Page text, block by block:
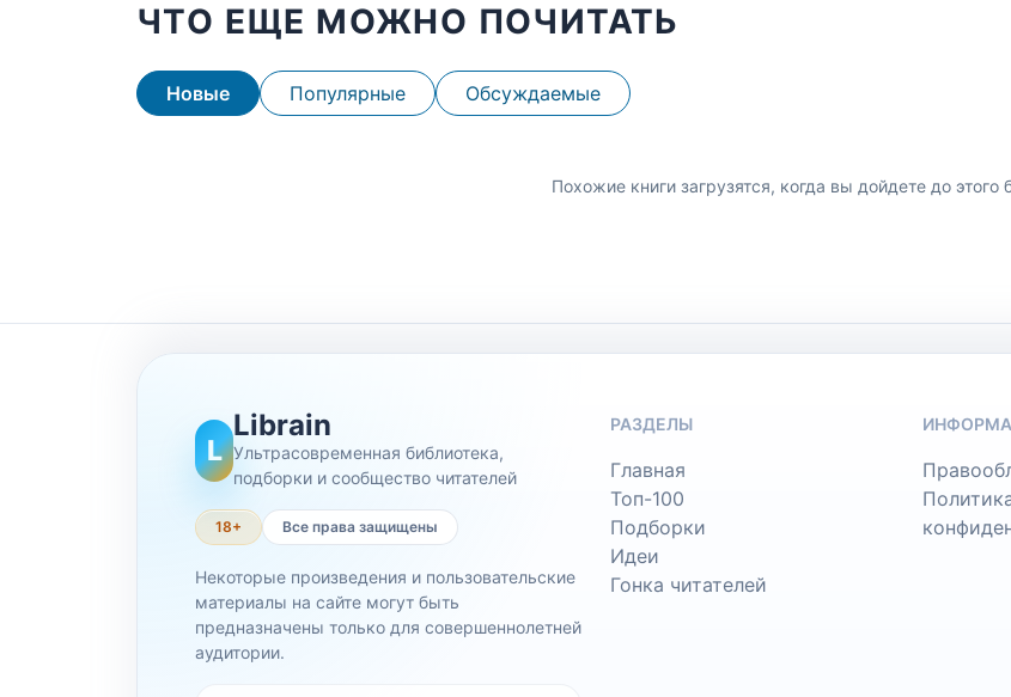
ЧТО ЕЩЕ МОЖНО ПОЧИТАТЬ
Новые Популярные Обсуждаемые
Похожие книги загрузятся, когда вы дойдете до этого
L
Librain
Ультрасовременная библиотека,
подборки и сообщество читателей
18+ Все права защищены
Некоторые произведения и пользовательские
материалы на сайте могут быть
предназначены только для совершеннолетней
аудитории.
РАЗДЕЛЫ
Главная
Топ-100
Подборки
Идеи
Гонка читателей